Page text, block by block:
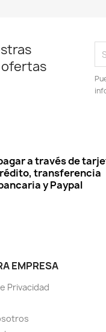
ofertas
a través de
transferencia
y Paypal
EMPRESA
Privacidad